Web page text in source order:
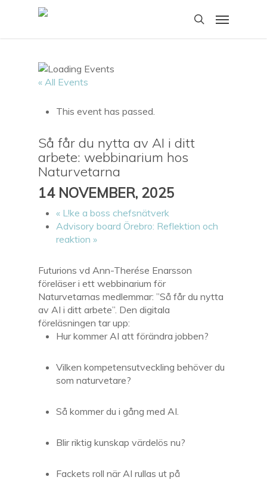
search
Menu
« All Events
This event has passed.
Så får du nytta av AI i ditt
arbete: webbinarium hos
Naturvetarna
14 NOVEMBER, 2025
« L!ke a boss chefsnätverk
Advisory board Örebro: Reflektion och
reaktion »
Futurions vd Ann-Therése Enarsson
föreläser i ett webbinarium för
Naturvetarnas medlemmar: ”Så får du nytta
av AI i ditt arbete”. Den digitala
föreläsningen tar upp:
Hur kommer AI att förändra jobben?
Vilken kompetensutveckling behöver du
som naturvetare?
Så kommer du i gång med AI.
Blir riktig kunskap värdelös nu?
Fackets roll när AI rullas ut på